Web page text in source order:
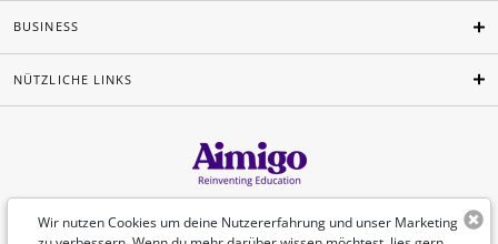
Wir nutzen Cookies um deine Nutzererfahrung und unser Marketing
BUSINESS
NÜTZLICHE LINKS
Deutsch